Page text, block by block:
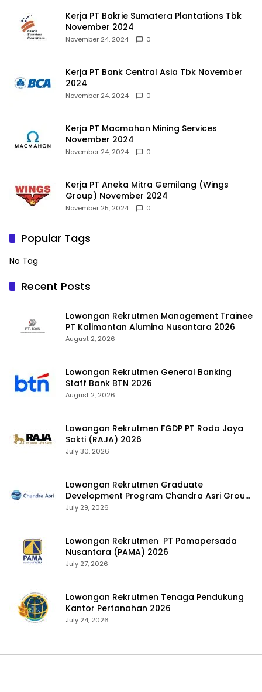
Kerja PT Bakrie Sumatera Plantations Tbk
November 2024
November 24, 2024 0
Kerja PT Bank Central Asia Tbk November
2024
November 24, 2024 0
Kerja PT Macmahon Mining Services
November 2024
November 24, 2024 0
Kerja PT Aneka Mitra Gemilang (Wings
Group) November 2024
November 25, 2024 0
Popular Tags
No Tag
Recent Posts
Lowongan Rekrutmen Management Trainee
PT Kalimantan Alumina Nusantara 2026
August 2, 2026
Lowongan Rekrutmen General Banking
Staff Bank BTN 2026
August 2, 2026
Lowongan Rekrutmen FGDP PT Roda Jaya
Sakti (RAJA) 2026
July 30, 2026
Lowongan Rekrutmen Graduate
Development Program Chandra Asri Group
2026
July 29, 2026
Lowongan Rekrutmen PT Pamapersada
Nusantara (PAMA) 2026
July 27, 2026
Lowongan Rekrutmen Tenaga Pendukung
Kantor Pertanahan 2026
July 24, 2026